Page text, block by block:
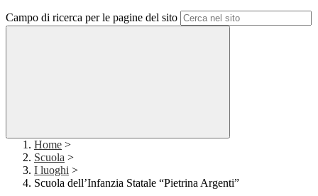
Campo di ricerca per le pagine del sito
Home >
Scuola >
I luoghi >
Scuola dell’Infanzia Statale “Pietrina Argenti”